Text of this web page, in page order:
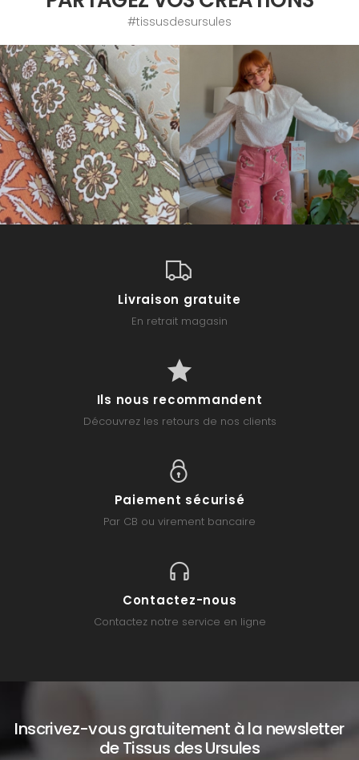
#tissusdesursules
Livraison gratuite
En retrait magasin
Ils nous recommandent
Découvrez les retours de nos clients
Paiement sécurisé
Par CB ou virement bancaire
Contactez-nous
Contactez notre service en ligne
Inscrivez-vous gratuitement à la newsletter
de Tissus des Ursules